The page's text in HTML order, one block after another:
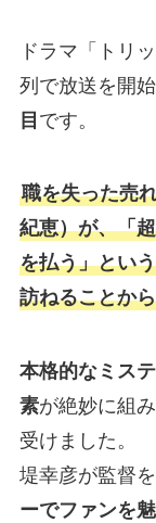
ドラマ「トリ
列で放送を開
目 です。
職を失った売
紀恵）が、「
を払う」とい
訪ねることか
本格的なミス
素が絶妙に組
受けました。
堤幸彦が監督を
ーでファンを